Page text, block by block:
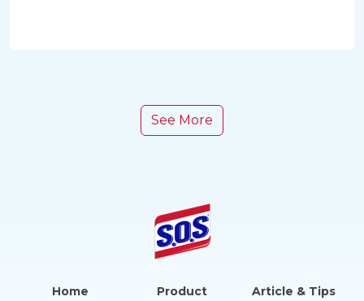
See More
Home Product Article & Tips